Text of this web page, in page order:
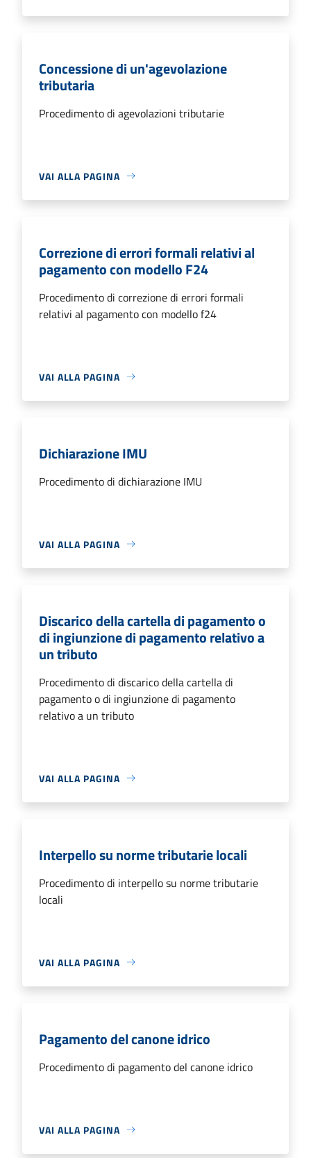
Concessione di un'agevolazione
tributaria
Procedimento di agevolazioni tributarie
VAI ALLA PAGINA
Correzione di errori formali relativi al
pagamento con modello F24
Procedimento di correzione di errori formali
relativi al pagamento con modello f24
VAI ALLA PAGINA
Dichiarazione IMU
Procedimento di dichiarazione IMU
VAI ALLA PAGINA
Discarico della cartella di pagamento o
di ingiunzione di pagamento relativo a
un tributo
Procedimento di discarico della cartella di
pagamento o di ingiunzione di pagamento
relativo a un tributo
VAI ALLA PAGINA
Interpello su norme tributarie locali
Procedimento di interpello su norme tributarie
locali
VAI ALLA PAGINA
Pagamento del canone idrico
Procedimento di pagamento del canone idrico
VAI ALLA PAGINA